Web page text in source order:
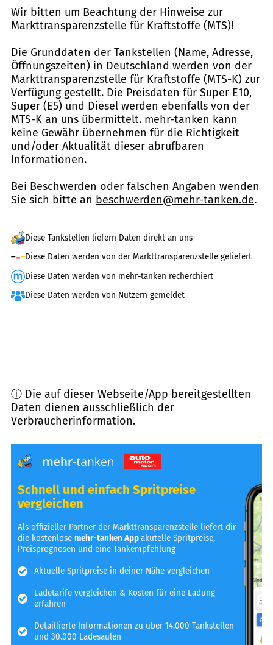
Wir bitten um Beachtung der Hinweise zur
Markttransparenzstelle für Kraftstoffe (MTS)!
Die Grunddaten der Tankstellen (Name, Adresse,
Öffnungszeiten) in Deutschland werden von der
Markttransparenzstelle für Kraftstoffe (MTS-K) zur
Verfügung gestellt. Die Preisdaten für Super E10,
Super (E5) und Diesel werden ebenfalls von der
MTS-K an uns übermittelt. mehr-tanken kann
keine Gewähr übernehmen für die Richtigkeit
und/oder Aktualität dieser abrufbaren
Informationen.
Bei Beschwerden oder falschen Angaben wenden
Sie sich bitte an beschwerden@mehr-tanken.de.
Diese Tankstellen liefern Daten direkt an uns
Diese Daten werden von der Markttransparenzstelle geliefert
Diese Daten werden von mehr-tanken recherchiert
Diese Daten werden von Nutzern gemeldet
ⓘ Die auf dieser Webseite/App bereitgestellten
Daten dienen ausschließlich der
Verbraucherinformation.
Schnell und einfach Spritpreise
vergleichen
Als offizieller Partner der Markttransparenzstelle liefert dir
die kostenlosemehr-tanken Appakutelle Spritpreise,
Preisprognosen und eine Tankempfehlung
Aktuelle Spritpreise in deiner Nähe vergleichen
Ladetarife vergleichen & Kosten für eine Ladung
erfahren
Detaillierte Informationen zu über 14.000 Tankstellen
und 30.000 Ladesäulen